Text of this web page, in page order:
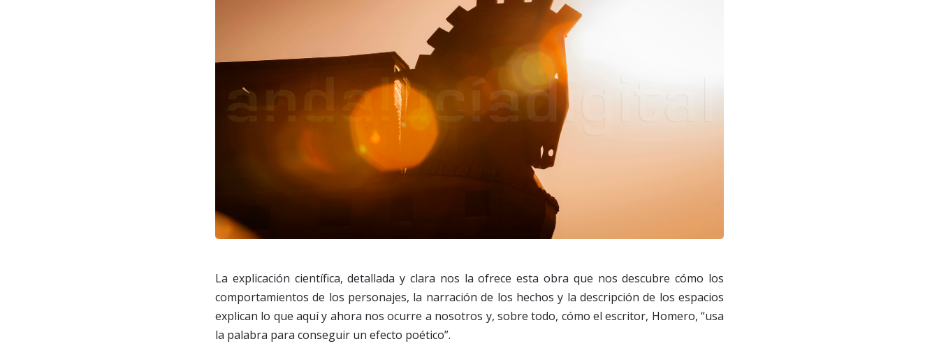
La explicación científica, detallada y clara nos la ofrece esta obra que nos descubre cómo los
comportamientos de los personajes, la narración de los hechos y la descripción de los espacios
explican lo que aquí y ahora nos ocurre a nosotros y, sobre todo, cómo el escritor, Homero, “usa
la palabra para conseguir un efecto poético”.